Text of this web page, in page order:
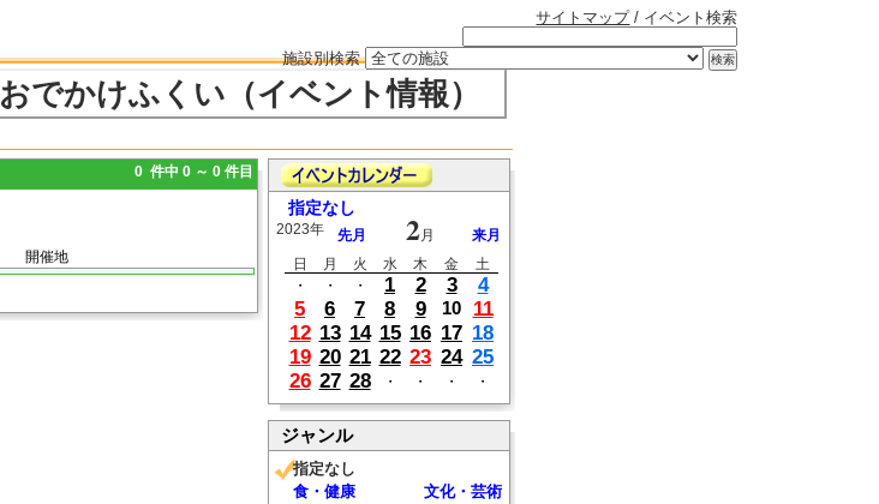
サイトマップ/ イベント検索
施設別検索
おでかけふくい（イベント情報）
0 件中 0 ～ 0 件目
開催地
指定なし
2023年 先月 2月
来月
日
月 火 水 木 金
土
・
・ ・ 1 2 3
4
5
6 7 8 9 10
11
12 13 14 15 16 17 18
19 20 21 22 23 24 25
26 27 28 ・ ・ ・ ・
ジャンル
指定なし
食・健康
文化・芸術